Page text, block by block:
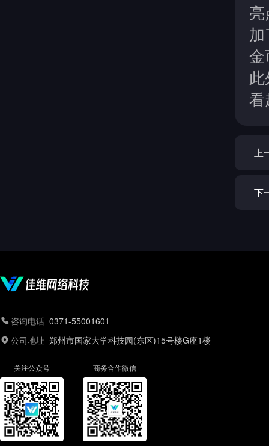
上
下
咨询电话 0371-55001601
公司地址 郑州市国家大学科技园(东区)15号楼G座1楼
关注公众号 商务合作微信